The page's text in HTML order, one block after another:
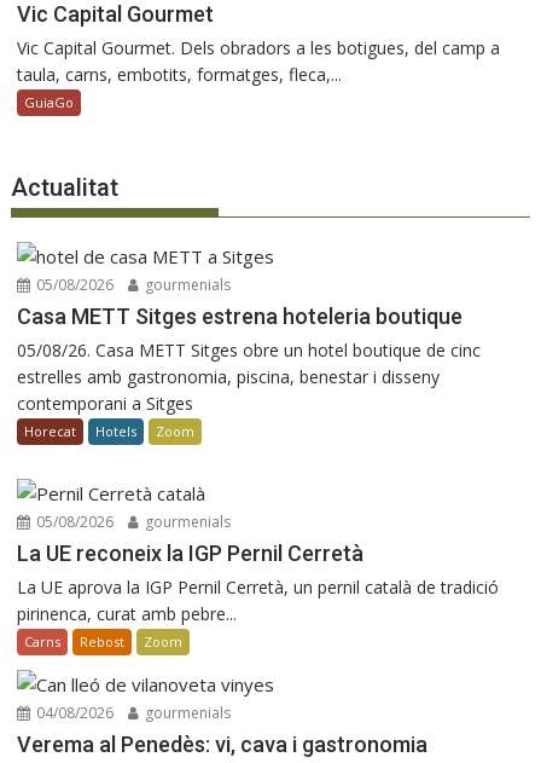
Vic Capital Gourmet
Vic Capital Gourmet. Dels obradors a les botigues, del camp a
taula, carns, embotits, formatges, fleca,...
GuiaGo
Actualitat
05/08/2026 gourmenials
Casa METT Sitges estrena hoteleria boutique
05/08/26. Casa METT Sitges obre un hotel boutique de cinc
estrelles amb gastronomia, piscina, benestar i disseny
contemporani a Sitges
Horecat Hotels Zoom
05/08/2026 gourmenials
La UE reconeix la IGP Pernil Cerretà
La UE aprova la IGP Pernil Cerretà, un pernil català de tradició
pirinenca, curat amb pebre...
Carns Rebost Zoom
04/08/2026 gourmenials
Verema al Penedès: vi, cava i gastronomia